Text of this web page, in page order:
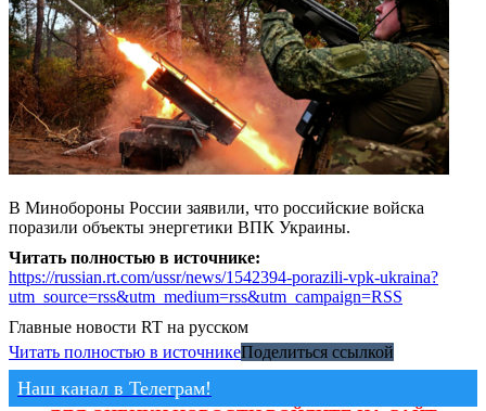
В Минобороны России заявили, что российские войска
поразили объекты энергетики ВПК Украины.
Читать полностью в источнике:
https://russian.rt.com/ussr/news/1542394-porazili-vpk-ukraina?
utm_source=rss&utm_medium=rss&utm_campaign=RSS
Главные новости RT на русском
Читать полностью в источникеПоделиться ссылкой
Наш канал в Телеграм!